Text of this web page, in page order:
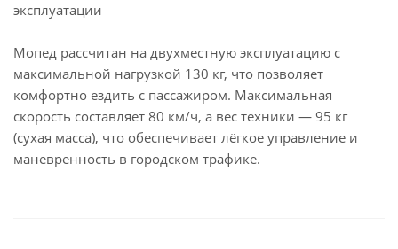
эксплуатации
Мопед рассчитан на двухместную эксплуатацию с
максимальной нагрузкой 130 кг, что позволяет
комфортно ездить с пассажиром. Максимальная
скорость составляет 80 км/ч, а вес техники — 95 кг
(сухая масса), что обеспечивает лёгкое управление и
маневренность в городском трафике.